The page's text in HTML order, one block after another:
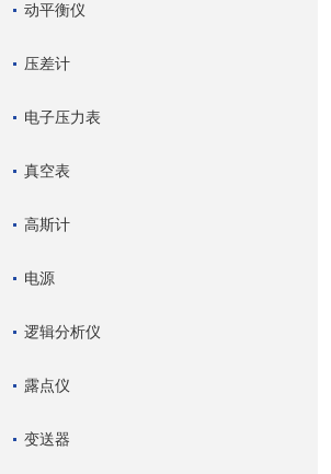
动平衡仪
压差计
电子压力表
真空表
高斯计
电源
逻辑分析仪
露点仪
变送器